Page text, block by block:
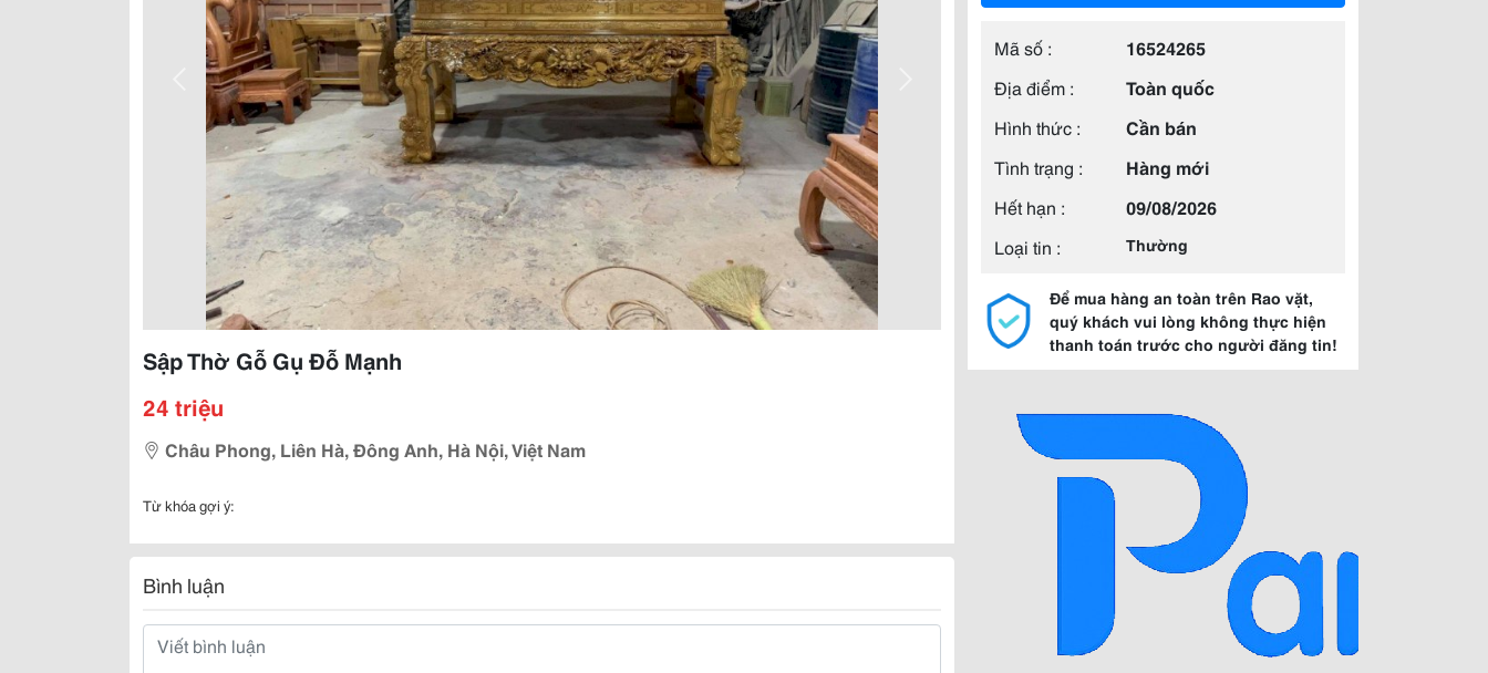
Sập Thờ Gỗ Gụ Đỗ Mạnh
24 triệu
Châu Phong, Liên Hà, Đông Anh, Hà Nội, Việt Nam
Từ khóa gợi ý:
Bình luận
Mã số :
16524265
Địa điểm :
Toàn quốc
Hình thức :
Cần bán
Tình trạng :
Hàng mới
Hết hạn :
09/08/2026
Loại tin :
Thường
Để mua hàng an toàn trên Rao vặt,
quý khách vui lòng không thực hiện
thanh toán trước cho người đăng tin!